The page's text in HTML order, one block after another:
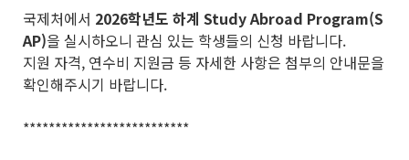
국제처에서 2026학년도 하계 Study Abroad Program(S
AP)을 실시하오니 관심 있는 학생들의 신청 바랍니다.
지원 자격, 연수비 지원금 등 자세한 사항은 첨부의 안내문을
확인해주시기 바랍니다.
**************************